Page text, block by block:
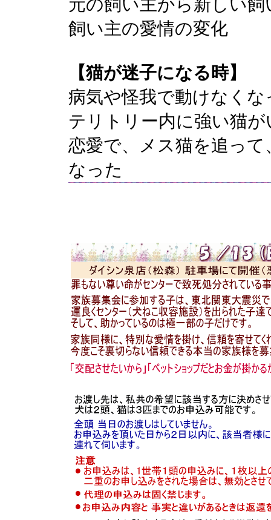
元の飼い主から新しい
飼い主の愛情の変化
【猫が迷子になる時】
病気や怪我で動けなくな
テリトリー内に強い猫が
恋愛で、メス猫を追っ
なった